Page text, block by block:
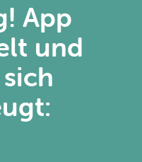
App
und